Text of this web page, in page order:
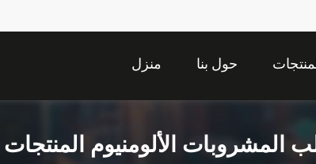
منزل حول بنا
المشروبات الألومنيوم المنتجات